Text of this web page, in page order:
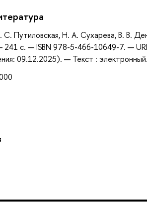
Путиловская, Н. А. Сухарева, В. В.
с. — ISBN 978-5-466-10649-7. —
09.12.2025). — Текст : электронный.